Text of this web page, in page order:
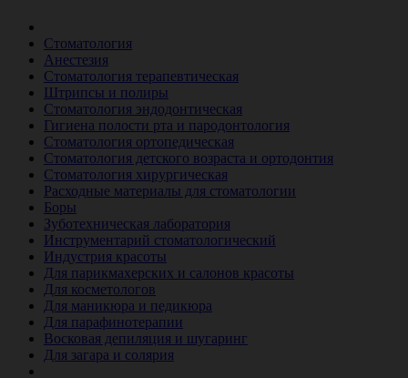
Стоматология
Анестезия
Стоматология терапевтическая
Штрипсы и полиры
Стоматология эндодонтическая
Гигиена полости рта и пародонтология
Стоматология ортопедическая
Стоматология детского возраста и ортодонтия
Стоматология хирургическая
Расходные материалы для стоматологии
Боры
Зуботехническая лаборатория
Инструментарий стоматологический
Индустрия красоты
Для парикмахерских и салонов красоты
Для косметологов
Для маникюра и педикюра
Для парафинотерапии
Восковая депиляция и шугаринг
Для загара и солярия